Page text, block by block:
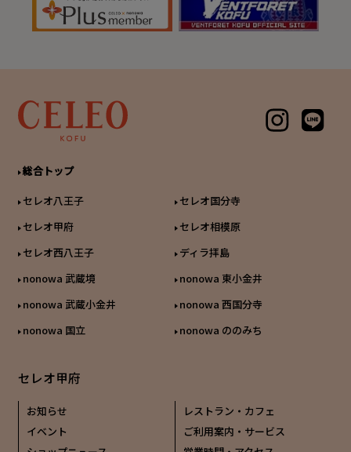
総合トップ
セレオ八王子
セレオ国分寺
セレオ甲府
セレオ相模原
セレオ西八王子
ディラ拝島
nonowa 武蔵境
nonowa 東小金井
nonowa 武蔵小金井
nonowa 西国分寺
nonowa 国立
nonowa ののみち
セレオ甲府
お知らせ
イベント
レストラン・カフェ
ご利用案内・サービス